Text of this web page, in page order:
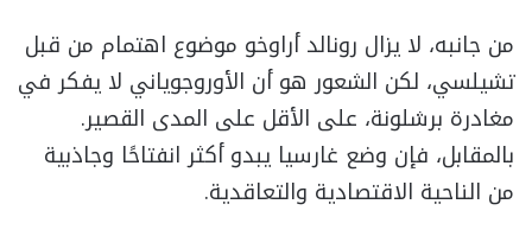
من جانبه، لا يزال رونالد أراوخو موضوع اهتمام من قبل
تشيلسي، لكن الشعور هو أن الأوروجوياني لا يفكر في
مغادرة برشلونة، على الأقل على المدى القصير.
بالمقابل، فإن وضع غارسيا يبدو أكثر انفتاحًا وجاذبية
من الناحية الاقتصادية والتعاقدية.